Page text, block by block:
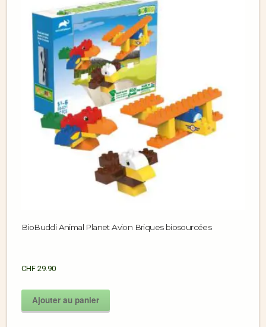
BioBuddi Animal Planet Avion Briques biosourcées
CHF 29.90
Ajouter au panier